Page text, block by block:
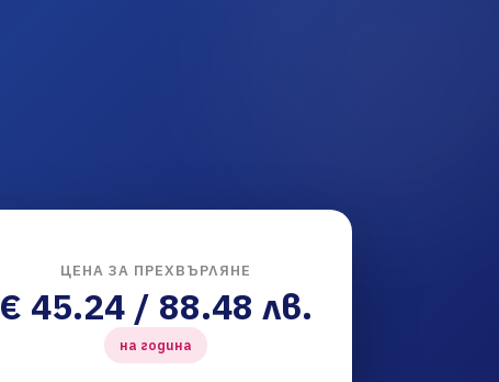
ЦЕНА ЗА ПРЕХВЪРЛЯНЕ
€ 45.24 / 88.48 лв.
на година